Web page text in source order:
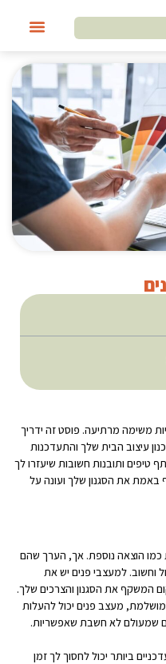
משימה מרתיעה. פוסט זה ידריך
עיצוב הבית שלך והתעדכנות
טיפים ותובנות חשובות שיעזרו לך
את הסגנון שלך ועונה על
הוצאה נוספת. אך, הערך שהם
וחשוב. למעצבי פנים יש את
המשקף את הסגנון והצרכים שלך.
מעצב פנים יכול להעלות
שמעולם לא חשבת שאפשריות.
ביותר יכול לחסוך לך זמן